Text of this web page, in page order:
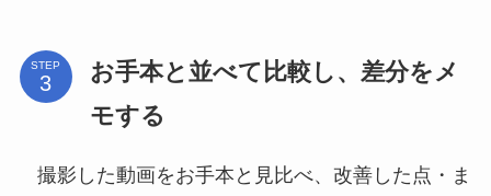
STEP
お手本と並べて比較し、差分をメ
モする
撮影した動画をお手本と見比べ、改善した点・ま